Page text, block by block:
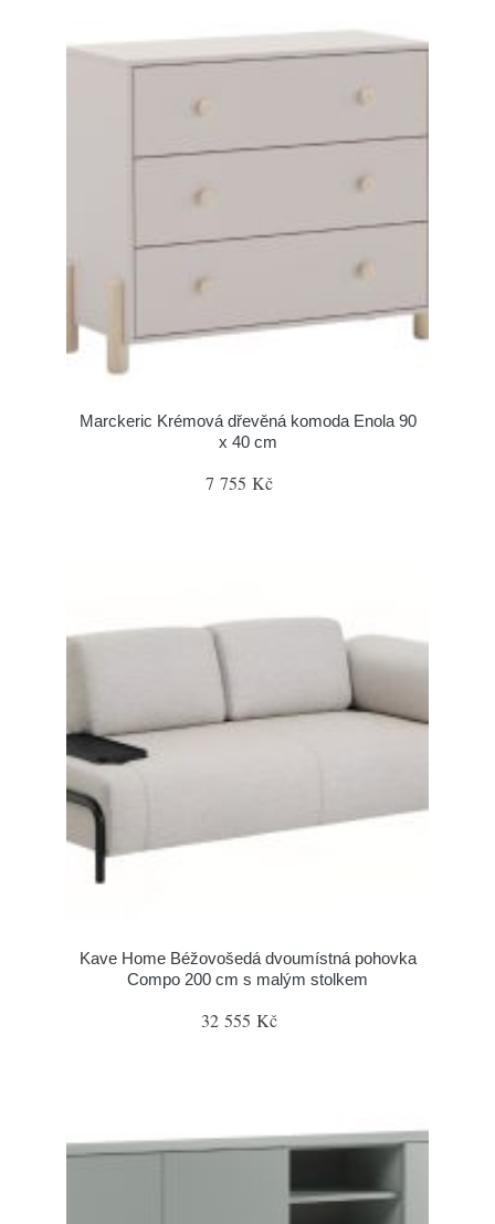
Marckeric Krémová dřevěná komoda Enola 90
x 40 cm
7 755 Kč
Kave Home Béžovošedá dvoumístná pohovka
Compo 200 cm s malým stolkem
32 555 Kč